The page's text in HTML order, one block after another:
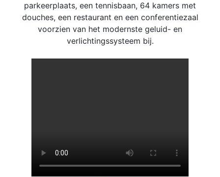
parkeerplaats, een tennisbaan, 64 kamers met
douches, een restaurant en een conferentiezaal
voorzien van het modernste geluid- en
verlichtingssysteem bij.